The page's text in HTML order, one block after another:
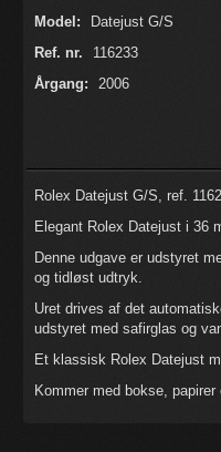
Model:
Datejust G/S
Ref. nr.
116233
Årgang:
2006
Rolex Datejust G/S, ref.
Elegant Rolex Datejust i 36
Denne udgave er udstyret
og tidløst udtryk.
Uret drives af det
udstyret med safirglas og
Et klassisk Rolex Datejust
Kommer med bokse,